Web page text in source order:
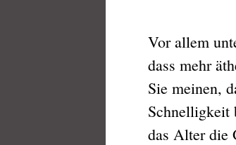
Vor allem
dass mehr
Sie meinen,
Schnelligkeit
das Alter die